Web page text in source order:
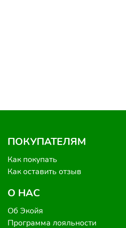
ПОКУПАТЕЛЯМ
Как покупать
Как оставить отзыв
О НАС
Об Экойя
Программа лояльности